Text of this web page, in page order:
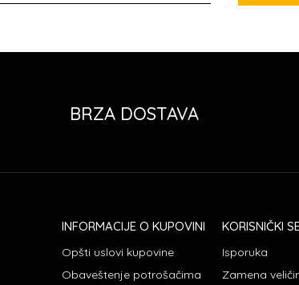
BRZA DOSTAVA
INFORMACIJE O KUPOVINI
Opšti uslovi kupovine
Obaveštenje potrošačima
KORISNIČKI
Isporuka
Zamena